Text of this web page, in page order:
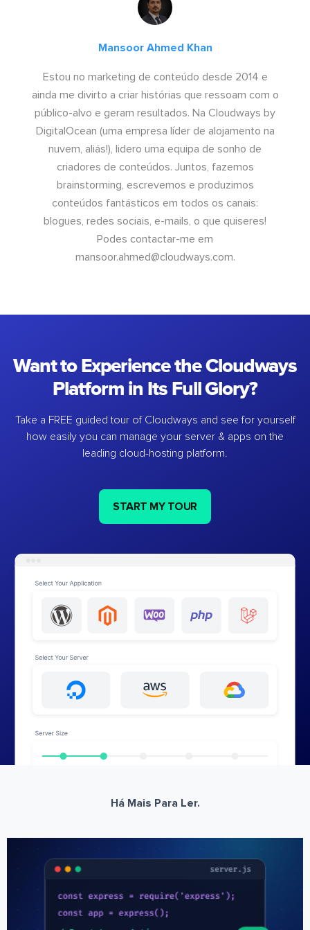
Mansoor Ahmed Khan
Estou no marketing de conteúdo desde 2014 e
ainda me divirto a criar histórias que ressoam com o
público-alvo e geram resultados. Na Cloudways by
DigitalOcean (uma empresa líder de alojamento na
nuvem, aliás!), lidero uma equipa de sonho de
criadores de conteúdos. Juntos, fazemos
brainstorming, escrevemos e produzimos
conteúdos fantásticos em todos os canais:
blogues, redes sociais, e-mails, o que quiseres!
Podes contactar-me em
mansoor.ahmed@cloudways.com.
Want to Experience the Cloudways
Platform in Its Full Glory?
Take a FREE guided tour of Cloudways and see for yourself
how easily you can manage your server & apps on the
leading cloud-hosting platform.
START MY TOUR
Há Mais Para Ler.